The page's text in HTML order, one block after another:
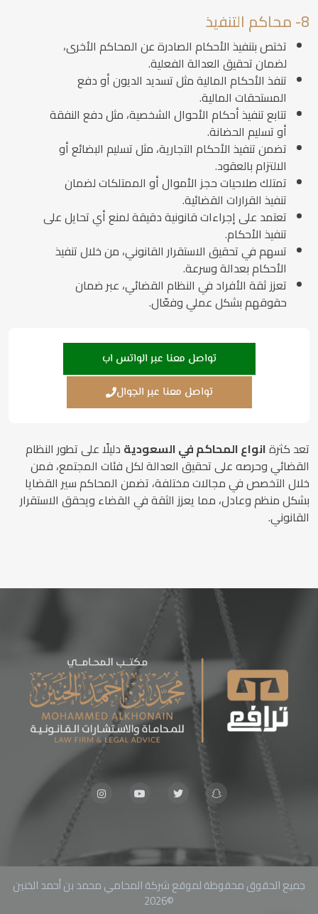
8- محاكم التنفيذ
تختص بتنفيذ الأحكام الصادرة عن المحاكم الأخرى،
لضمان تحقيق العدالة الفعلية.
تنفذ الأحكام المالية مثل تسديد الديون أو دفع
المستحقات المالية.
تتابع تنفيذ أحكام الأحوال الشخصية، مثل دفع النفقة
أو تسليم الحضانة.
تضمن تنفيذ الأحكام التجارية، مثل تسليم البضائع أو
الالتزام بالعقود.
تمتلك صلاحيات حجز الأموال أو الممتلكات لضمان
تنفيذ القرارات القضائية.
تعتمد على إجراءات قانونية دقيقة لمنع أي تحايل على
تنفيذ الأحكام.
تسهم في تحقيق الاستقرار القانوني، من خلال تنفيذ
الأحكام بعدالة وسرعة.
تعزز ثقة الأفراد في النظام القضائي، عبر ضمان
حقوقهم بشكل عملي وفعّال.
تواصل معنا عبر الواتس اب
تواصل معنا عبر الجوال
تعد كثرةانواع المحاكم في السعودية دليلًا على تطور النظام
القضائي وحرصه على تحقيق العدالة لكل فئات المجتمع، فمن
خلال التخصص في مجالات مختلفة، تضمن المحاكم سير القضايا
بشكل منظم وعادل، مما يعزز الثقة في القضاء ويحقق الاستقرار
القانوني.
جميع الحقوق محفوظة لموقع شركة المحامي محمد بن أحمد الخنين
©2026